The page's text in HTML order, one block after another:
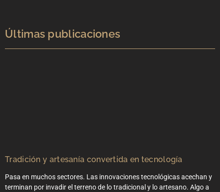
Últimas publicaciones
Tradición y artesanía convertida en tecnología
Pasa en muchos sectores. Las innovaciones tecnológicas acechan y
terminan por invadir el terreno de lo tradicional y lo artesano. Algo a